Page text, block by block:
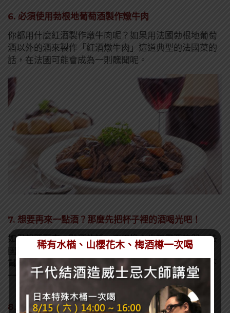
6. 必須使用勃根地葡萄酒製作燉牛肉
你都用什麼紅酒製作燉牛肉呢？如果用法國勃根地葡萄
酒以外的酒來製作「紅酒燉牛肉」這道典型的法國菜的
話，在法國可能會成為一則醜聞呢。
7. 想要再來一點酒？那麼先把杯子裡的酒喝光吧！
如果想要再來一點酒的話，不用擔心也不需要詢問，法
國人會主動說 “ Un petit gout？”（小滴？），然後
幫你補滿一杯。如果你已經喝夠了，只需要在杯中留下
一些酒，作為一個你不需要酒的無聲信號即可。
8. 別喝得太醉！
稀有水楢、山櫻花木、梅酒樽一次喝